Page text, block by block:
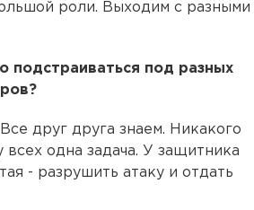
роли. Выходим с разными
подстраиваться под разных
друг друга знаем. Никакого
всех одна задача. У защитника
- разрушить атаку и отдать